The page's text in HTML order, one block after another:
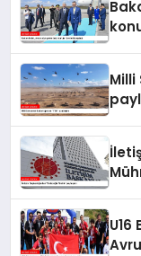
Milli
U16